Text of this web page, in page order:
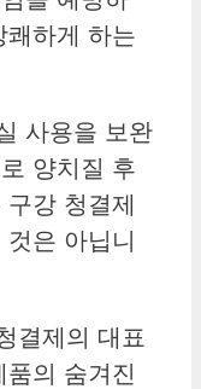
쾌하게 하는
사용을 보완
양치질 후
강 청결제
은 아닙니
결제의 대표
의 숨겨진